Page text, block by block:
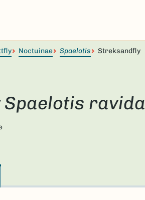
Noctuinae Spaelotis Streksandfly
Spaelotis ravida